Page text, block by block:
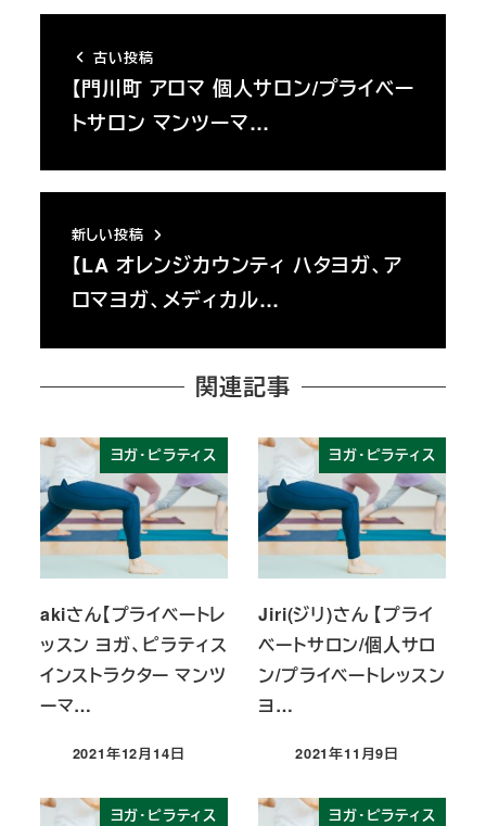
古い投稿
【門川町 アロマ 個人サロン/プライベー
トサロン マンツーマ…
新しい投稿
【LA オレンジカウンティ ハタヨガ、ア
ロマヨガ、メディカル…
関連記事
ヨガ・ピラティス
akiさん【プライベートレ
ッスン ヨガ、ピラティス
インストラクター マンツ
ーマ…
投稿日
2021年12月14日
ヨガ・ピラティス
Jiri(ジリ)さん 【プライ
ベートサロン/個人サロ
ン/プライベートレッスン
ヨ…
投稿日
2021年11月9日
ヨガ・ピラティス ヨガ・ピラティス